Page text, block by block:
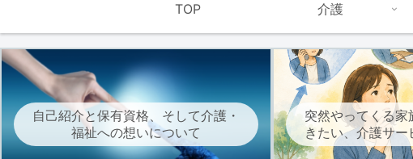
TOP 介護
自己紹介と保有資格、そして介護・
福祉への想いについて
突然やってくる
きたい、介護サ
の